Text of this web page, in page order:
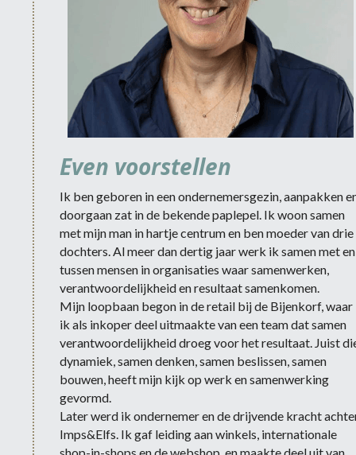
Even voorstellen
Ik ben geboren in een ondernemersgezin, aanpakken
doorgaan zat in de bekende paplepel. Ik woon samen
met mijn man in hartje centrum en ben moeder van drie
dochters. Al meer dan dertig jaar werk ik samen met en
tussen mensen in organisaties waar samenwerken,
verantwoordelijkheid en resultaat samenkomen.
Mijn loopbaan begon in de retail bij de Bijenkorf, waar
ik als inkoper deel uitmaakte van een team dat samen
verantwoordelijkheid droeg voor het resultaat. Juist
dynamiek, samen denken, samen beslissen, samen
bouwen, heeft mijn kijk op werk en samenwerking
gevormd.
Later werd ik ondernemer en de drijvende kracht
Imps&Elfs. Ik gaf leiding aan winkels, internationale